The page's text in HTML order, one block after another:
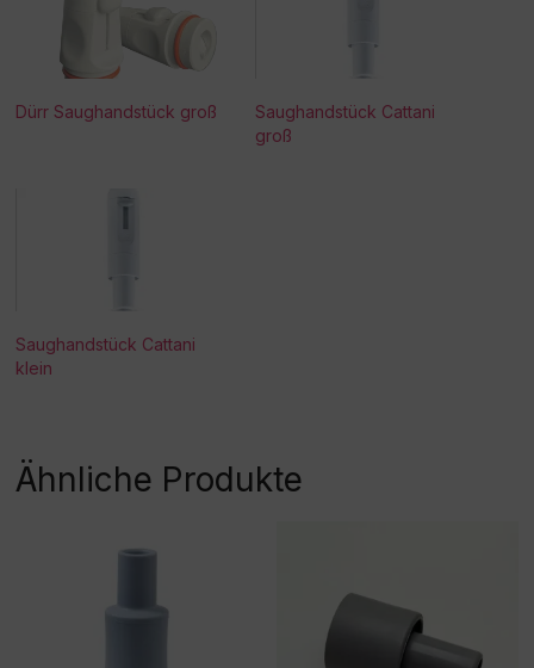
Dürr Saughandstück groß
Saughandstück Cattani
groß
Saughandstück Cattani
klein
Ähnliche Produkte